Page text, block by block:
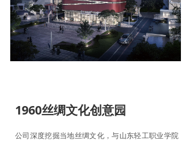
ꀂ 齐锦工坊
ꁕ 联系我们
1960丝绸文化创意园
公司深度挖掘当地丝绸文化，与山东轻工职业学院